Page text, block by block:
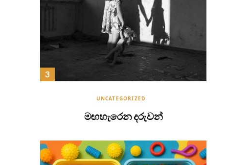
UNCATEGORIZED
මඟහැරෙන දරුවන්